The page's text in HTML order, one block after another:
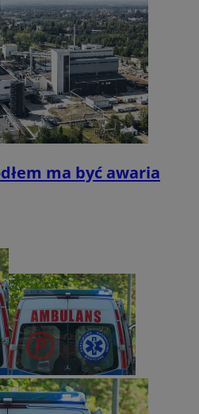
ma być awaria